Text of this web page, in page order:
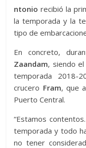
ntonio recibió la
la temporada y la
tipo de
En concreto,
Zaandam, siendo
temporada 2018-
crucero Fram, que
Puerto Central.
“Estamos
temporada y todo
no tener